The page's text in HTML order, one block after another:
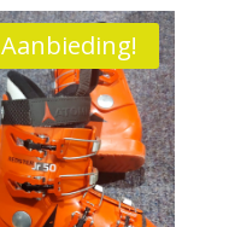
Aanbieding!